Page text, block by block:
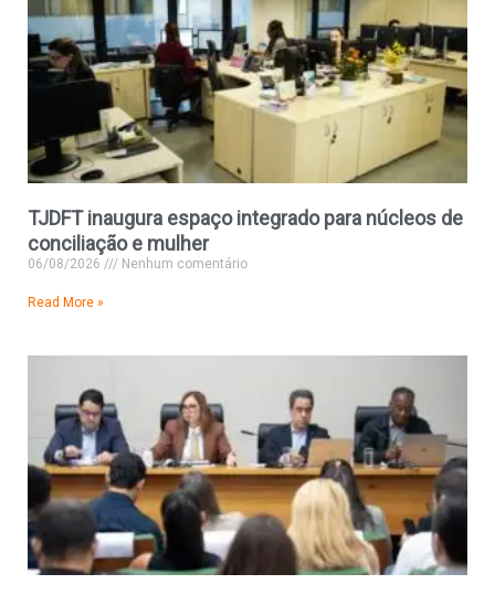
TJDFT inaugura espaço integrado para núcleos de
conciliação e mulher
06/08/2026 Nenhum comentário
Read More »